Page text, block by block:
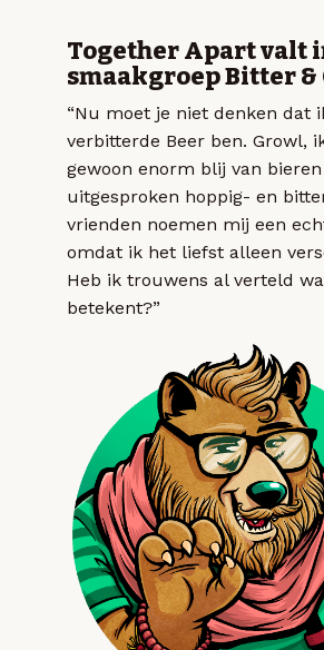
Together Apart valt
smaakgroep Bitter &
“Nu moet je niet denken dat
verbitterde Beer ben. Growl,
gewoon enorm blij van
uitgesproken hoppig- en
vrienden noemen mij een
omdat ik het liefst alleen
Heb ik trouwens al verteld
betekent?”